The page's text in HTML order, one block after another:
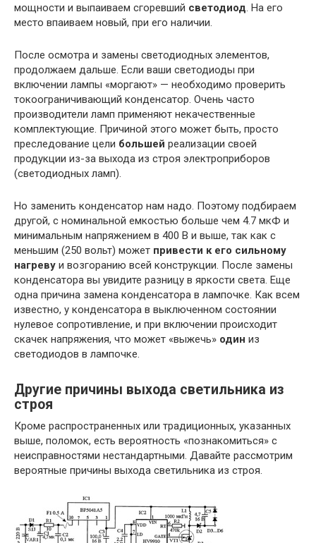
мощности и выпаиваем сгоревший светодиод. На его
место впаиваем новый, при его наличии.
После осмотра и замены светодиодных элементов,
продолжаем дальше. Если ваши светодиоды при
включении лампы «моргают» — необходимо проверить
токоограничивающий конденсатор. Очень часто
производители ламп применяют некачественные
комплектующие. Причиной этого может быть, просто
преследование цели большей реализации своей
продукции из-за выхода из строя электроприборов
(светодиодных ламп).
Но заменить конденсатор нам надо. Поэтому подбираем
другой, с номинальной емкостью больше чем 4.7 мкФ и
минимальным напряжением в 400 В и выше, так как с
меньшим (250 вольт) может привести к его сильному
нагреву и возгоранию всей конструкции. После замены
конденсатора вы увидите разницу в яркости света. Еще
одна причина замена конденсатора в лампочке. Как всем
известно, у конденсатора в выключенном состоянии
нулевое сопротивление, и при включении происходит
скачек напряжения, что может «выжечь» один из
светодиодов в лампочке.
Другие причины выхода светильника из
строя
Кроме распространенных или традиционных, указанных
выше, поломок, есть вероятность «познакомиться» с
неисправностями нестандартными. Давайте рассмотрим
вероятные причины выхода светильника из строя.